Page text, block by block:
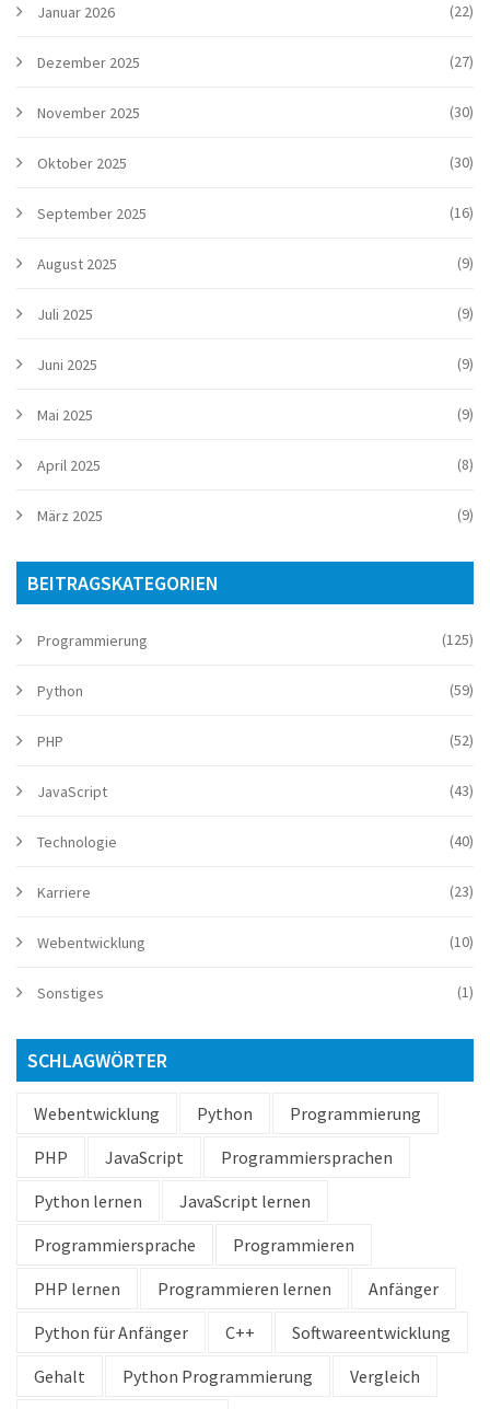
Januar 2026 (22)
Dezember 2025 (27)
November 2025 (30)
Oktober 2025 (30)
September 2025 (16)
August 2025 (9)
Juli 2025 (9)
Juni 2025 (9)
Mai 2025 (9)
April 2025 (8)
März 2025 (9)
BEITRAGSKATEGORIEN
Programmierung (125)
Python (59)
PHP (52)
JavaScript (43)
Technologie (40)
Karriere (23)
Webentwicklung (10)
Sonstiges (1)
SCHLAGWÖRTER
Webentwicklung Python
Programmierung
PHP
JavaScript
Programmiersprachen
Python lernen
JavaScript lernen
Programmiersprache
Programmieren
PHP lernen
Programmieren lernen
Anfänger
Python für Anfänger
C++
Softwareentwicklung
Gehalt
Python Programmierung Vergleich